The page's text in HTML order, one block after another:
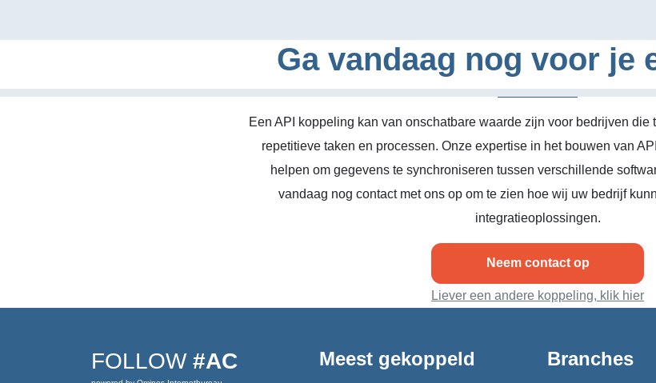
Ga vandaag nog voor je
Een API koppeling kan van onschatbare waarde zijn voor bedrijven
repetitieve taken en processen. Onze expertise in het bouwen van
helpen om gegevens te synchroniseren tussen verschillende
vandaag nog contact met ons op om te zien hoe wij uw bedrijf
integratieoplossingen.
Neem contact op
Liever een andere koppeling, klik hier
FOLLOW #AC Meest gekoppeld Branches